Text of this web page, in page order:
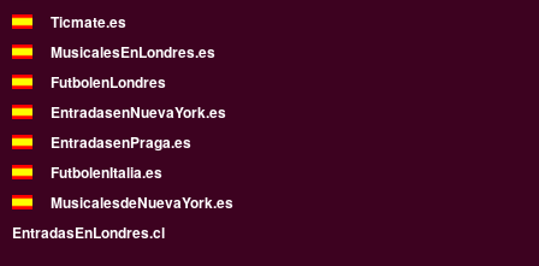
Ticmate.es
MusicalesEnLondres.es
FutbolenLondres
EntradasenNuevaYork.es
EntradasenPraga.es
FutbolenItalia.es
MusicalesdeNuevaYork.es
EntradasEnLondres.cl